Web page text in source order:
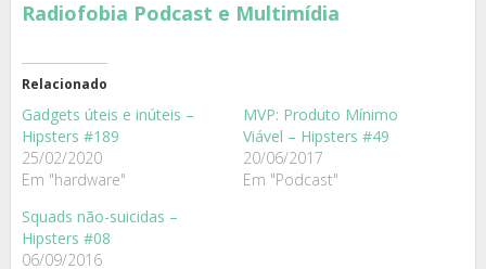
Radiofobia Podcast e Multimídia
Relacionado
Gadgets úteis e inúteis –
Hipsters #189
25/02/2020
Em "hardware"
MVP: Produto Mínimo
Viável – Hipsters #49
20/06/2017
Em "Podcast"
Squads não-suicidas –
Hipsters #08
06/09/2016